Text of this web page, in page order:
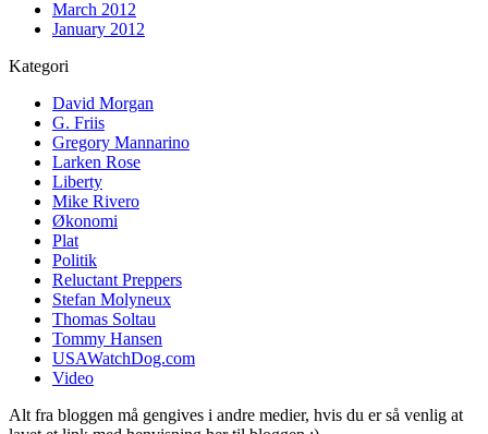
March 2012
January 2012
Kategori
David Morgan
G. Friis
Gregory Mannarino
Larken Rose
Liberty
Mike Rivero
Økonomi
Plat
Politik
Reluctant Preppers
Stefan Molyneux
Thomas Soltau
Tommy Hansen
USAWatchDog.com
Video
Alt fra bloggen må gengives i andre medier, hvis du er så venlig at